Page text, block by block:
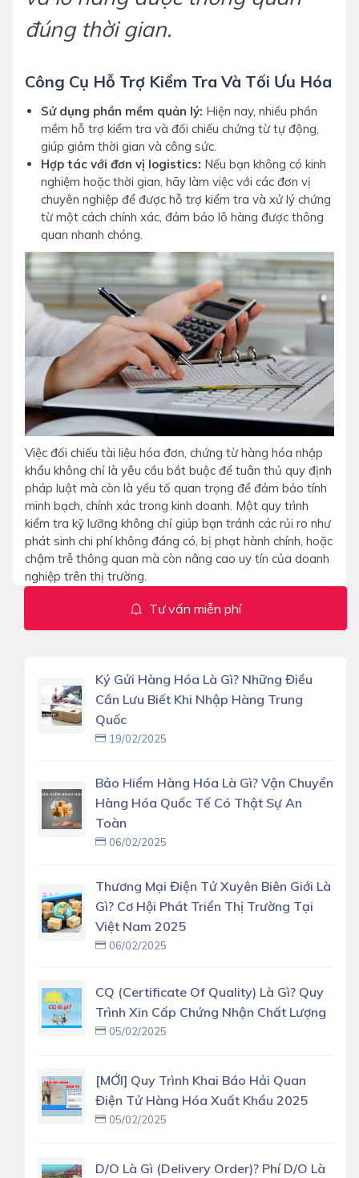
đúng thời gian.
Công Cụ Hỗ Trợ Kiểm Tra Và Tối Ưu Hóa
Sử dụng phần mềm quản lý: Hiện nay, nhiều phần
mềm hỗ trợ kiểm tra và đối chiếu chứng từ tự động,
giúp giảm thời gian và công sức.
Hợp tác với đơn vị logistics: Nếu bạn không có kinh
nghiệm hoặc thời gian, hãy làm việc với các đơn vị
chuyên nghiệp để được hỗ trợ kiểm tra và xử lý chứng
từ một cách chính xác, đảm bảo lô hàng được thông
quan nhanh chóng.
Việc đối chiếu tài liệu hóa đơn, chứng từ hàng hóa nhập
khẩu không chỉ là yêu cầu bắt buộc để tuân thủ quy định
pháp luật mà còn là yếu tố quan trọng để đảm bảo tính
minh bạch, chính xác trong kinh doanh. Một quy trình
kiểm tra kỹ lưỡng không chỉ giúp bạn tránh các rủi ro như
phát sinh chi phí không đáng có, bị phạt hành chính, hoặc
chậm trễ thông quan mà còn nâng cao uy tín của doanh
nghiệp trên thị trường.
Tư vấn miễn phí
Ký Gửi Hàng Hóa Là Gì? Những Điều
Cần Lưu Biết Khi Nhập Hàng Trung
Quốc
19/02/2025
Bảo Hiểm Hàng Hóa Là Gì? Vận Chuyển
Hàng Hóa Quốc Tế Có Thật Sự An
Toàn
06/02/2025
Thương Mại Điện Tử Xuyên Biên Giới Là
Gì? Cơ Hội Phát Triển Thị Trường Tại
Việt Nam 2025
06/02/2025
CQ (Certificate Of Quality) Là Gì? Quy
Trình Xin Cấp Chứng Nhận Chất Lượng
05/02/2025
[MỚI] Quy Trình Khai Báo Hải Quan
Điện Tử Hàng Hóa Xuất Khẩu 2025
05/02/2025
D/O Là Gì (delivery Order)? Phí D/O Là